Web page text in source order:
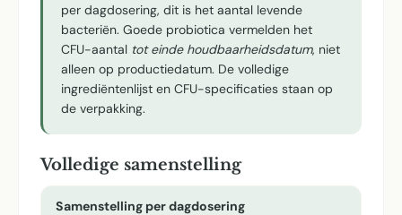
per dagdosering, dit is het aantal levende
bacteriën. Goede probiotica vermelden het
CFU-aantal tot einde houdbaarheidsdatum, niet
alleen op productiedatum. De volledige
ingrediëntenlijst en CFU-specificaties staan op
de verpakking.
Volledige samenstelling
Samenstelling per dagdosering